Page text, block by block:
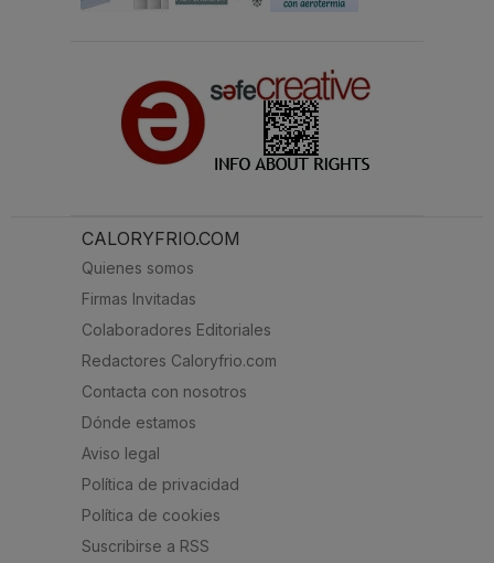
CALORYFRIO.COM
Quienes somos
Firmas Invitadas
Colaboradores Editoriales
Redactores Caloryfrio.com
Contacta con nosotros
Dónde estamos
Aviso legal
Política de privacidad
Política de cookies
Suscribirse a RSS